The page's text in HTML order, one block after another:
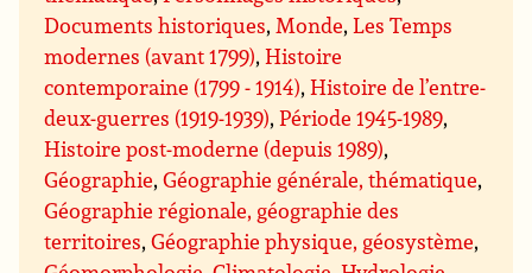
Documents historiques, Monde,Les Temps
modernes (avant 1799),Histoire
contemporaine (1799 - 1914),Histoire de l’entre-
deux-guerres (1919-1939),Période 1945-1989,
Histoire post-moderne (depuis 1989),
Géographie,Géographie générale, thématique,
Géographie régionale, géographie des
territoires,Géographie physique, géosystème,